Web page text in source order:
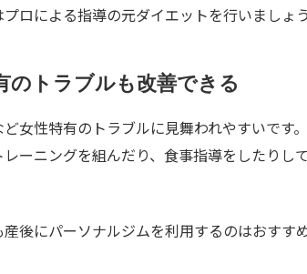
ロによる指導の元ダイエットを行いましょう
のトラブルも改善できる
女性特有のトラブルに見舞われやすいです
ーニングを組んだり、食事指導をしたりし
後にパーソナルジムを利用するのはおすすめ